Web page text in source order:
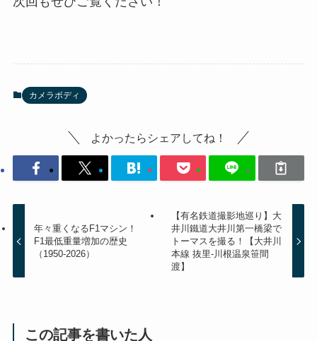
カメラボディ
よかったらシェアしてね！
年々重くなるF1マシン！
F1最低重量増加の歴史
（1950-2026）
【有名鉄道撮影地巡り】大
井川鐵道大井川第一橋梁で
トーマスを撮る！【大井川
本線 抜里-川根温泉笹間
渡】
この記事を書いた人